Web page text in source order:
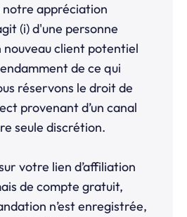
notre appréciation
(i) d'une personne
nouveau client potentiel
de ce qui
réservons le droit de
provenant d’un canal
seule discrétion.
votre lien d’affiliation
de compte gratuit,
n’est enregistrée,